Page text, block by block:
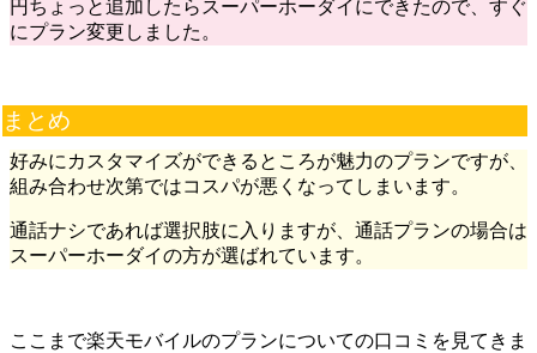
円ちょっと追加したらスーパーホーダイにできたので、すぐ
にプラン変更しました。
まとめ
好みにカスタマイズができるところが魅力のプランですが、
組み合わせ次第ではコスパが悪くなってしまいます。
通話ナシであれば選択肢に入りますが、通話プランの場合は
スーパーホーダイの方が選ばれています。
ここまで楽天モバイルのプランについての口コミを見てきま